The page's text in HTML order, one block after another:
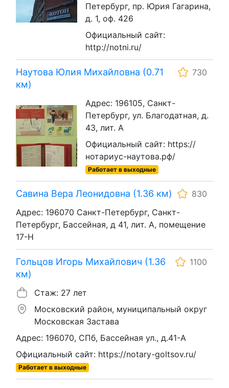
Петербург, пр. Юрия Гагарина,
д. 1, оф. 426
Официальный сайт:
http://notni.ru/
Наутова Юлия Михайловна (0.71
км)
730
Адрес: 196105, Санкт-
Петербург, ул. Благодатная, д.
43, лит. А
Официальный сайт: https://
нотариус-наутова.рф/
Работает в выходные
Савина Вера Леонидовна (1.36 км)
830
Адрес: 196070 Санкт-Петербург, Санкт-
Петербург, Бассейная, д 41, лит. А, помещение
17-Н
Гольцов Игорь Михайлович (1.36
км)
1100
Стаж: 27 лет
Московский район, муниципальный округ
Московская Застава
Адрес: 196070, СПб, Бассейная ул., д.41-А
Официальный сайт: https://notary-goltsov.ru/
Работает в выходные